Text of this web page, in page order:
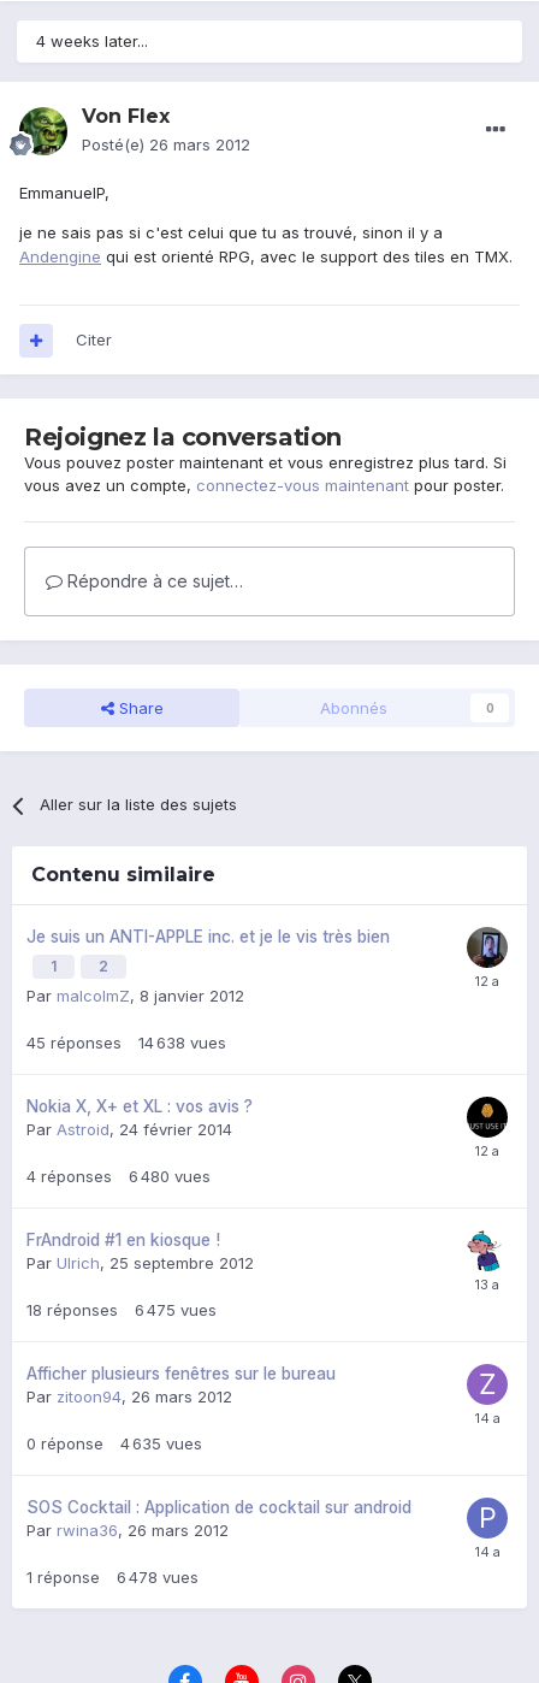
4 weeks later...
Von Flex
Posté(e) 26 mars 2012
EmmanuelP,
je ne sais pas si c'est celui que tu as trouvé, sinon il y a
Andengine qui est orienté RPG, avec le support des tiles en TMX.
Citer
Rejoignez la conversation
Vous pouvez poster maintenant et vous enregistrez plus tard. Si
vous avez un compte, connectez-vous maintenant pour poster.
Répondre à ce sujet…
Share Abonnés 0
Aller sur la liste des sujets
Contenu similaire
Je suis un ANTI-APPLE inc. et je le vis très bien
1 2
Par malcolmZ, 8 janvier 2012
45 réponses 14 638 vues
Nokia X, X+ et XL : vos avis ?
Par Astroid, 24 février 2014
4 réponses 6 480 vues
FrAndroid #1 en kiosque !
Par Ulrich, 25 septembre 2012
18 réponses 6 475 vues
Afficher plusieurs fenêtres sur le bureau
Par zitoon94, 26 mars 2012
0 réponse 4 635 vues
SOS Cocktail : Application de cocktail sur android
Par rwina36, 26 mars 2012
1 réponse 6 478 vues